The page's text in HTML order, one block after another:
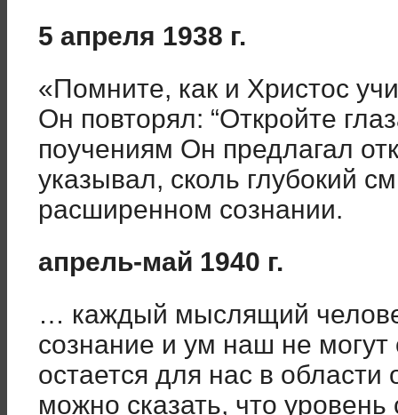
5 апреля 1938 г.
«Помните, как и Христос
Он повторял: “Откройте
поучениям Он предлагал
указывал, сколь глубокий
расширенном сознании.
апрель-май 1940 г.
… каждый мыслящий
сознание и ум наш не могут
остается для нас в
можно сказать, что